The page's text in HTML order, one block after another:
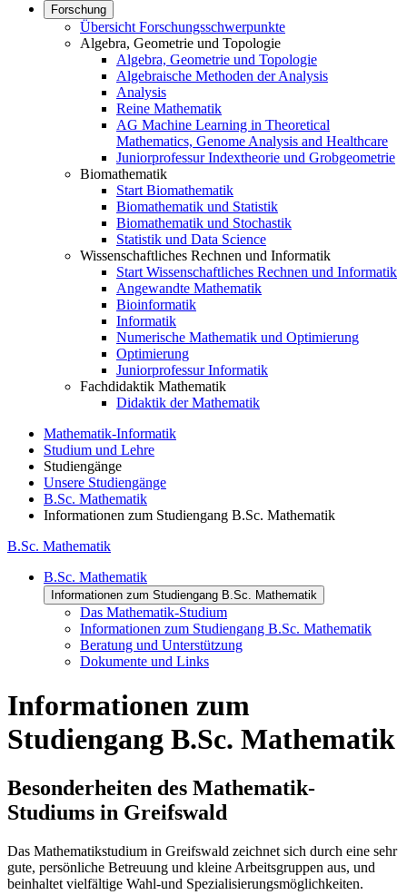
Forschung
Übersicht Forschungsschwerpunkte
Algebra, Geometrie und Topologie
Algebra, Geometrie und Topologie
Algebraische Methoden der Analysis
Analysis
Reine Mathematik
AG Machine Learning in Theoretical
Mathematics, Genome Analysis and Healthcare
Juniorprofessur Indextheorie und Grobgeometrie
Biomathematik
Start Biomathematik
Biomathematik und Statistik
Biomathematik und Stochastik
Statistik und Data Science
Wissenschaftliches Rechnen und Informatik
Start Wissenschaftliches Rechnen und Informatik
Angewandte Mathematik
Bioinformatik
Informatik
Numerische Mathematik und Optimierung
Optimierung
Juniorprofessur Informatik
Fachdidaktik Mathematik
Didaktik der Mathematik
Mathematik-Informatik
Studium und Lehre
Studiengänge
Unsere Studiengänge
B.Sc. Mathematik
Informationen zum Studiengang B.Sc. Mathematik
B.Sc. Mathematik
B.Sc. Mathematik
Informationen zum Studiengang B.Sc. Mathematik
Das Mathematik-Studium
Informationen zum Studiengang B.Sc. Mathematik
Beratung und Unterstützung
Dokumente und Links
Informationen zum
Studiengang B.Sc. Mathematik
Besonderheiten des Mathematik-
Studiums in Greifswald
Das Mathematikstudium in Greifswald zeichnet sich durch eine sehr
gute, persönliche Betreuung und kleine Arbeitsgruppen aus, und
beinhaltet vielfältige Wahl-und Spezialisierungsmöglichkeiten.